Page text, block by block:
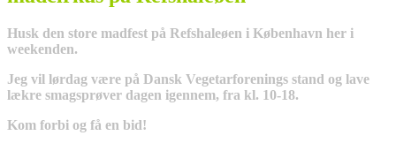
Husk den store madfest på Refshaleøen i København her i
weekenden.
Jeg vil lørdag være på Dansk Vegetarforenings stand og lave
lækre smagsprøver dagen igennem, fra kl. 10-18.
Kom forbi og få en bid!